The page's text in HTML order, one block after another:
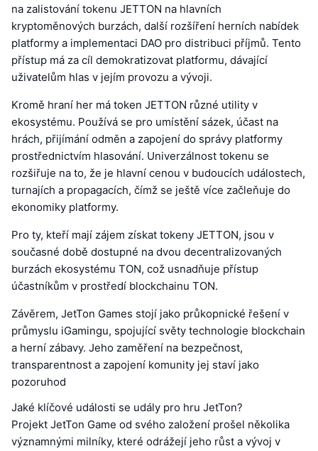
na zalistování tokenu JETTON na hlavních
kryptoměnových burzách, další rozšíření herních nabídek
platformy a implementaci DAO pro distribuci příjmů. Tento
přístup má za cíl demokratizovat platformu, dávající
uživatelům hlas v jejím provozu a vývoji.
Kromě hraní her má token JETTON různé utility v
ekosystému. Používá se pro umístění sázek, účast na
hrách, přijímání odměn a zapojení do správy platformy
prostřednictvím hlasování. Univerzálnost tokenu se
rozšiřuje na to, že je hlavní cenou v budoucích událostech,
turnajích a propagacích, čímž se ještě více začleňuje do
ekonomiky platformy.
Pro ty, kteří mají zájem získat tokeny JETTON, jsou v
současné době dostupné na dvou decentralizovaných
burzách ekosystému TON, což usnadňuje přístup
účastníkům v prostředí blockchainu TON.
Závěrem, JetTon Games stojí jako průkopnické řešení v
průmyslu iGamingu, spojující světy technologie blockchain
a herní zábavy. Jeho zaměření na bezpečnost,
transparentnost a zapojení komunity jej staví jako
pozoruhod
Jaké klíčové události se udály pro hru JetTon?
Projekt JetTon Game od svého založení prošel několika
významnými milníky, které odrážejí jeho růst a vývoj v